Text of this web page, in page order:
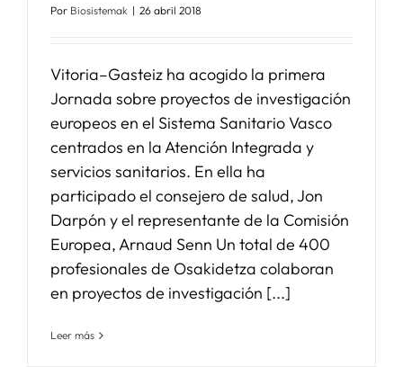
Por Biosistemak | 26 abril 2018
Vitoria–Gasteiz ha acogido la primera
Jornada sobre proyectos de investigación
europeos en el Sistema Sanitario Vasco
centrados en la Atención Integrada y
servicios sanitarios. En ella ha
participado el consejero de salud, Jon
Darpón y el representante de la Comisión
Europea, Arnaud Senn Un total de 400
profesionales de Osakidetza colaboran
en proyectos de investigación [...]
Leer más